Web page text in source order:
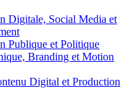
Digitale, Social Media et
Publique et Politique
Branding et Motion
Digital et Production